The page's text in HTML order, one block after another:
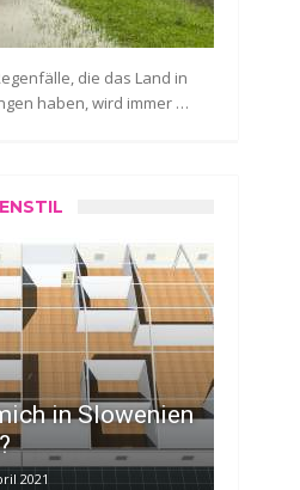
die das Land in
haben, wird immer …
in Slowenien
2021